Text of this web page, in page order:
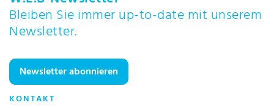
Bleiben Sie immer up-to-date mit unserem
Newsletter.
Newsletter abonnieren
KONTAKT